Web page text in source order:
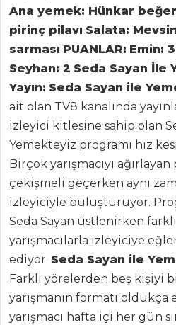
ANASAYFA
BLOG
Medya
Aktüel
Ana yemek: Hünkar
pirinç pilavı Salata:
sarması PUANLAR: Emin: 3
Seyhan: 2 Seda Sayan İle
Yayın: Seda Sayan ile
ait olan TV8 kanalında
izleyici kitlesine sahip olan
Yemekteyiz programı hız
Birçok yarışmacıyı
çekişmeli geçerken aynı
izleyiciyle buluşturuyor.
Seda Sayan üstlenirken
yarışmacılarla izleyiciye
ediyor. Seda Sayan ile
Farklı yörelerden beş kişiyi
yarışmanın formatı oldukça
yarışmacı hafta içi her gün